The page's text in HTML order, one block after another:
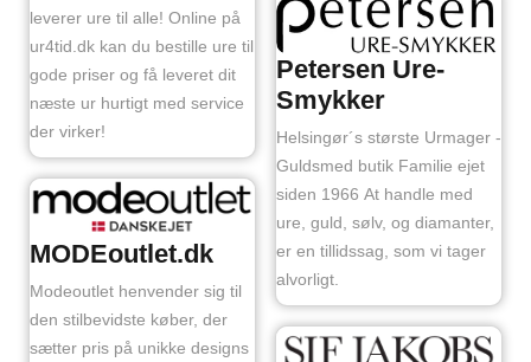
leverer ure til alle! Online på
ur4tid.dk kan du bestille ure til
gode priser og få leveret dit
næste ur hurtigt med service
der virker!
MODEoutlet.dk
Modeoutlet henvender sig til
den stilbevidste køber, der
sætter pris på unikke designs
Petersen Ure-
Smykker
Helsingør´s største Urmager -
Guldsmed butik Familie ejet
siden 1966 At handle med
ure, guld, sølv, og diamanter,
er en tillidssag, som vi tager
alvorligt.